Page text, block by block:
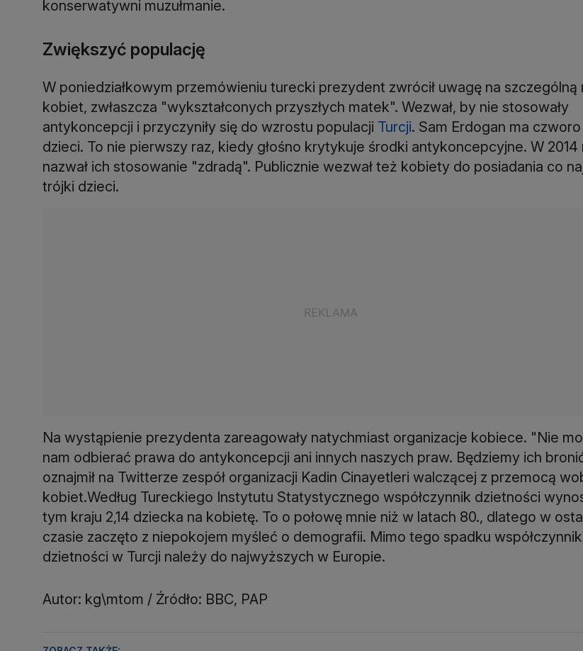
konserwatywni muzułmanie.
Zwiększyć populację
W poniedziałkowym przemówieniu turecki prezydent zwrócił uwagę na szczególną
kobiet, zwłaszcza "wykształconych przyszłych matek". Wezwał, by nie stosowały
antykoncepcji i przyczyniły się do wzrostu populacji Turcji. Sam Erdogan ma czworo
dzieci. To nie pierwszy raz, kiedy głośno krytykuje środki antykoncepcyjne. W 2014
nazwał ich stosowanie "zdradą". Publicznie wezwał też kobiety do posiadania co
trójki dzieci.
Na wystąpienie prezydenta zareagowały natychmiast organizacje kobiece. "Nie
nam odbierać prawa do antykoncepcji ani innych naszych praw. Będziemy ich
oznajmił na Twitterze zespół organizacji Kadin Cinayetleri walczącej z przemocą
kobiet.Według Tureckiego Instytutu Statystycznego współczynnik dzietności
tym kraju 2,14 dziecka na kobietę. To o połowę mnie niż w latach 80., dlatego w
czasie zaczęto z niepokojem myśleć o demografii. Mimo tego spadku współczynnik
dzietności w Turcji należy do najwyższych w Europie.
Autor: kg\mtom / Źródło: BBC, PAP